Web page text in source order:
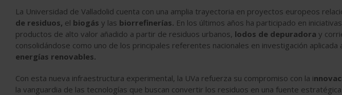
La Universidad de Valladolid cuenta con una amplia trayectoria en proyectos europeos
de residuos, el biogás y las biorrefinerías. En los últimos años ha participado en
productos de alto valor añadido a partir de residuos urbanos, lodos de depuradora y
consolidándose como uno de los principales referentes nacionales en investigación aplicada
energías renovables.
Con esta nueva infraestructura experimental, la UVa refuerza su compromiso con la i
la vanguardia de las tecnologías que buscan convertir los residuos en una fuente